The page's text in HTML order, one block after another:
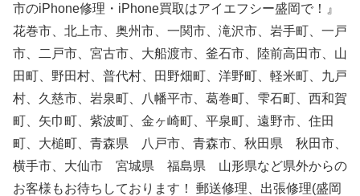
市のiPhone修理・iPhone買取はアイエフシー盛岡で！』
花巻市、北上市、奥州市、一関市、滝沢市、岩手町、一戸
市、二戸市、宮古市、大船渡市、釜石市、陸前高田市、山
田町、野田村、普代村、田野畑町、洋野町、軽米町、九戸
村、久慈市、岩泉町、八幡平市、葛巻町、雫石町、西和賀
町、矢巾町、紫波町、金ヶ崎町、平泉町、遠野市、住田
町、大槌町、青森県 八戸市、青森市、秋田県 秋田市、
横手市、大仙市 宮城県 福島県 山形県など県外からの
お客様もお待ちしております！ 郵送修理、出張修理(盛岡